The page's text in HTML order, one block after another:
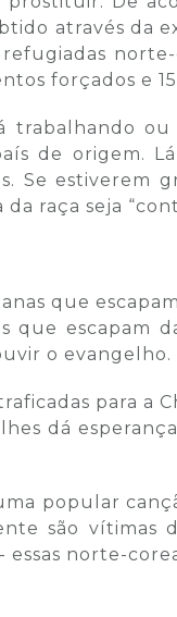
através da
forçados e
ou
de origem.
Se estiverem
raça seja
que
que escapam
o evangelho.
para a
dá
popular
são vítimas
norte-